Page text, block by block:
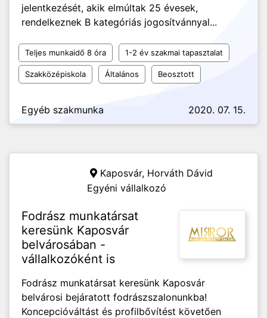
jelentkezését, akik elmúltak 25 évesek,
rendelkeznek B kategóriás jogosítvánnyal...
Teljes munkaidő 8 óra 1-2 év szakmai tapasztalat
Szakközépiskola Általános Beosztott
Egyéb szakmunka 2020. 07. 15.
Kaposvár, Horváth Dávid
Egyéni vállalkozó
Fodrász munkatársat
keresünk Kaposvár
belvárosában -
vállalkozóként is
Fodrász munkatársat keresünk Kaposvár
belvárosi bejáratott fodrászszalonunkba!
Koncepcióváltást és profilbővítést követően